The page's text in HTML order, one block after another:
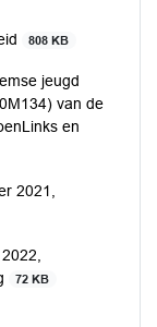
808 KB
jeugd
van de
en
2021,
72 KB